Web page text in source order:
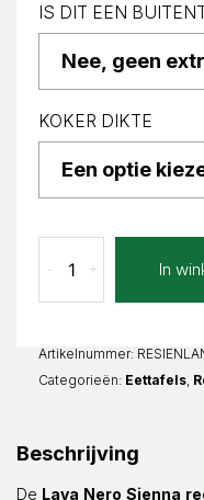
IS DIT EEN
KOKER DIKTE
Nero
Sienna
aantal
+
- In
Artikelnummer:
Categorieën: Eettafels
Beschrijving
De Lava Nero Sienna